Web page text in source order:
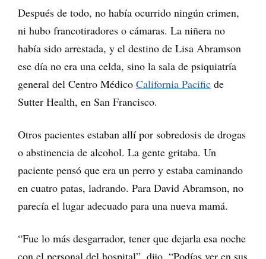
Después de todo, no había ocurrido ningún crimen,
ni hubo francotiradores o cámaras. La niñera no
había sido arrestada, y el destino de Lisa Abramson
ese día no era una celda, sino la sala de psiquiatría
general del Centro Médico California Pacific de
Sutter Health, en San Francisco.
Otros pacientes estaban allí por sobredosis de drogas
o abstinencia de alcohol. La gente gritaba. Un
paciente pensó que era un perro y estaba caminando
en cuatro patas, ladrando. Para David Abramson, no
parecía el lugar adecuado para una nueva mamá.
“Fue lo más desgarrador, tener que dejarla esa noche
con el personal del hospital”, dijo. “Podías ver en sus